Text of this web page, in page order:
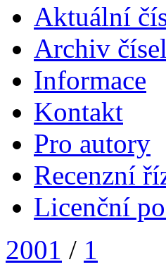
Aktuální
Archiv čísel
Informace
Kontakt
Pro autory
Recenzní
Licenční
2001 / 1